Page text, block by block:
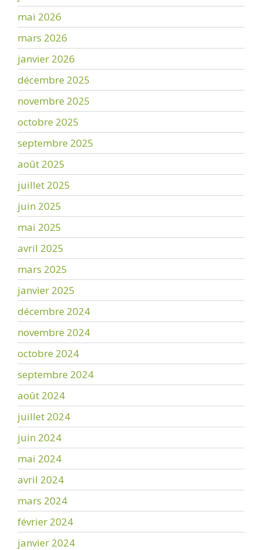
mai 2026
mars 2026
janvier 2026
décembre 2025
novembre 2025
octobre 2025
septembre 2025
août 2025
juillet 2025
juin 2025
mai 2025
avril 2025
mars 2025
janvier 2025
décembre 2024
novembre 2024
octobre 2024
septembre 2024
août 2024
juillet 2024
juin 2024
mai 2024
avril 2024
mars 2024
février 2024
janvier 2024